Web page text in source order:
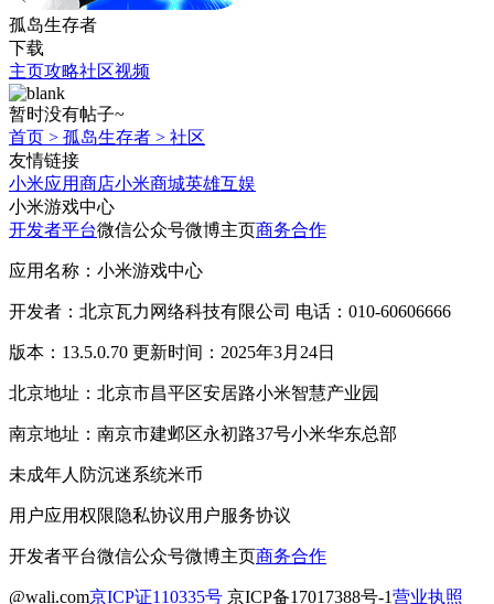
孤岛生存者
下载
主页攻略社区视频
暂时没有帖子~
首页 > 孤岛生存者 > 社区
友情链接
小米应用商店小米商城英雄互娱
小米游戏中心
开发者平台微信公众号微博主页商务合作
应用名称：小米游戏中心
开发者：北京瓦力网络科技有限公司 电话：010-60606666
版本：13.5.0.70 更新时间：2025年3月24日
北京地址：北京市昌平区安居路小米智慧产业园
南京地址：南京市建邺区永初路37号小米华东总部
未成年人防沉迷系统米币
用户应用权限隐私协议用户服务协议
开发者平台微信公众号微博主页商务合作
@wali.com京ICP证110335号 京ICP备17017388号-1营业执照